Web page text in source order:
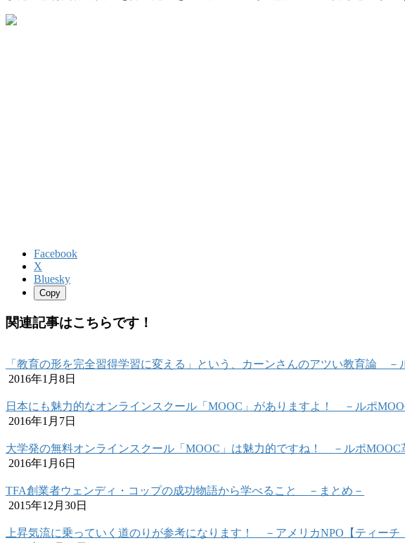
Facebook
X
Bluesky
Copy
関連記事はこちらです！
「教育の形を完全習得学習に変える」という、カーンさんのアツい教育論 －
2016年1月8日
日本にも魅力的なオンラインスクール「MOOC」がありますよ！ －ルポ
2016年1月7日
大学発の無料オンラインスクール「MOOC」は魅力的ですね！ －ルポMOOC
2016年1月6日
TFA創業者ウェンディ・コップの成功物語から学べること －まとめ－
2015年12月30日
上昇気流に乗っていく道のりが参考になります！ －アメリカNPO【ティーチ